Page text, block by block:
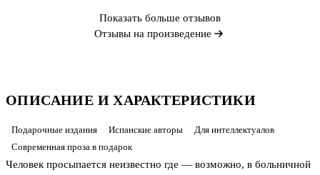
ОПИСАНИЕ И ХАРАКТЕРИСТИКИ
Подарочные издания Испанские авторы
Для интеллектуалов
Современная проза в подарок
Человек просыпается неизвестно где — возможно, в больничной
Показать больше отзывов
Отзывы на произведение